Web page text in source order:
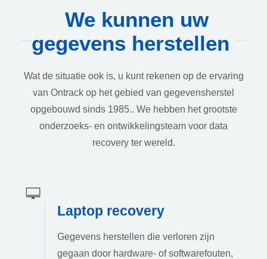
We kunnen uw
gegevens herstellen
Wat de situatie ook is, u kunt rekenen op de ervaring
van Ontrack op het gebied van gegevensherstel
opgebouwd sinds 1985.. We hebben het grootste
onderzoeks- en ontwikkelingsteam voor data
recovery ter wereld.
Laptop recovery
Gegevens herstellen die verloren zijn
gegaan door hardware- of softwarefouten,